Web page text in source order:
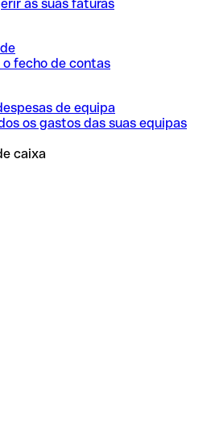
as suas faturas
fecho de contas
de equipa
os gastos das suas equipas
caixa